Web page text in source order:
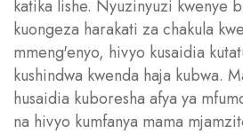
katika lishe. Nyuzinyuzi kwenye
kuongeza harakati za chakula
mmeng'enyo, hivyo kusaidia
kushindwa kwenda haja kubwa.
husaidia kuboresha afya ya
na hivyo kumfanya mama